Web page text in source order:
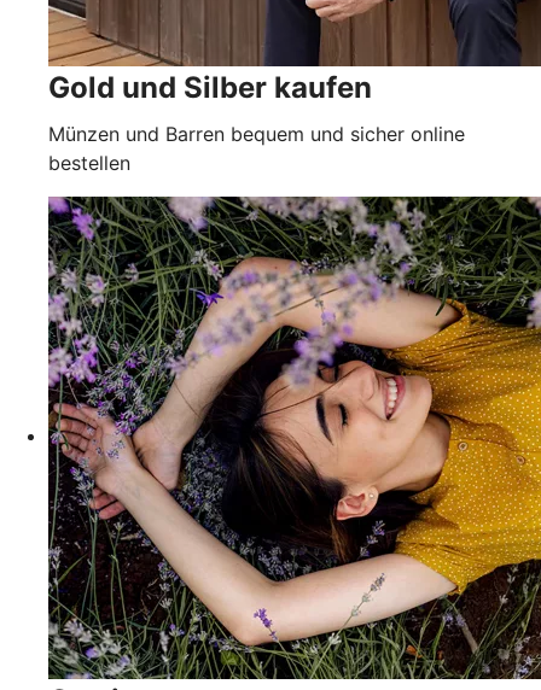
Gold und Silber kaufen
Münzen und Barren bequem und sicher online
bestellen